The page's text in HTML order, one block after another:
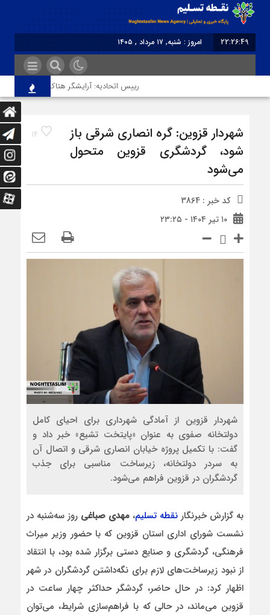
22:26:49
امروز : شنبه, ۱۷ مرداد , ۱۴۰۵
رییس اتحادیه: آرایشگر هتاک در قزوین عضو
14
شهردار قزوین: گره انصاری شرقی باز
شود، گردشگری قزوین متحول
می‌شود
کد خبر : 3864
۱۰ تیر ۱۴۰۴ - ۲۳:۲۵
شهردار قزوین از آمادگی شهرداری برای احیای کامل
دولتخانه صفوی به عنوان «پایتخت تشیع» خبر داد و
گفت: با تکمیل پروژه خیابان انصاری شرقی و اتصال آن
به سردر دولتخانه، زیرساخت مناسبی برای جذب
گردشگران در قزوین فراهم می‌شود.
به گزارش خبرنگار نقطه تسلیم، مهدی صباغی روز سه‌شنبه در
نشست شورای اداری استان قزوین که با حضور وزیر میراث
فرهنگی، گردشگری و صنایع دستی برگزار شده بود، با انتقاد
از نبود زیرساخت‌های لازم برای نگه‌داشتن گردشگران در شهر
اظهار کرد: در حال حاضر، گردشگر حداکثر چهار ساعت در
قزوین می‌ماند، در حالی که با فراهم‌سازی شرایط، می‌توان